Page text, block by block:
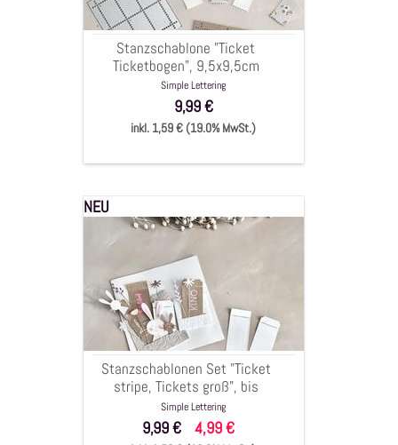
Stanzschablone "Ticket
Ticketbogen", 9,5x9,5cm
Simple Lettering
9,99 €
inkl. 1,59 € (19.0% MwSt.)
Stanzschablonen
stripe,
Tickets
groß",
1,5x10,5cm,
3-
NEU
Stanzschablonen Set "Ticket
stripe, Tickets groß", bis
1,5x10,5cm, 3-tlg.
Simple Lettering
9,99 € 4,99 €